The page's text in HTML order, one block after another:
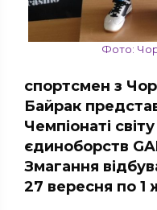
Фото:
спортсмен з
Байрак
Чемпіонаті
єдиноборств
Змагання
27 вересня по 1